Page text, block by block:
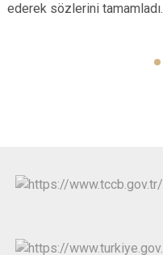
ederek sözlerini tamamladı.